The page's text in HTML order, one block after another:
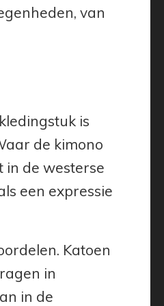
van
is
de kimono
in de westerse
een expressie
Katoen
in
in de